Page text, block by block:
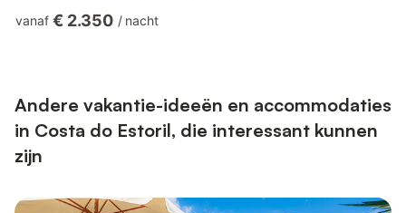
stad Lissabon, is het charmante kasteel met zeezicht de
inte...
vanaf € 2.350 / nacht
Andere vakantie-ideeën en accommodaties
in Costa do Estoril, die interessant kunnen
zijn